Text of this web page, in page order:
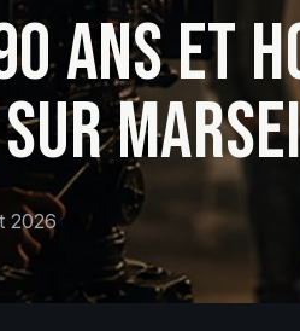
ANS ET
2026